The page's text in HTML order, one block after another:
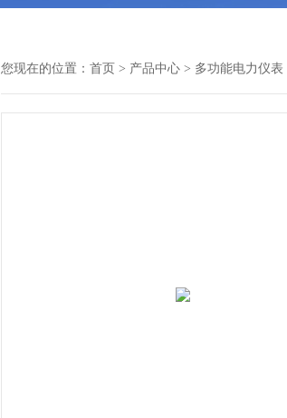
您现在的位置： 首页 > 产品中心 > 多功能电力仪表